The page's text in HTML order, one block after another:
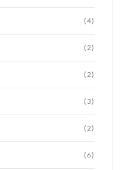
(4)
(2)
(2)
(3)
(2)
(6)